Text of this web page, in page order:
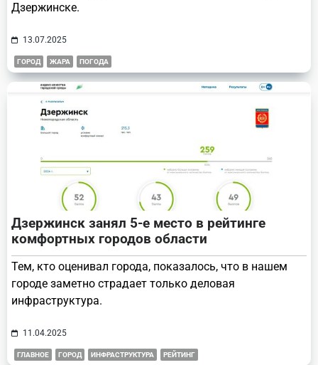
Дзержинске.
13.07.2025
ГОРОД ЖАРА ПОГОДА
Дзержинск занял 5-е место в рейтинге
комфортных городов области
Тем, кто оценивал города, показалось, что в нашем
городе заметно страдает только деловая
инфраструктура.
11.04.2025
ГЛАВНОЕ ГОРОД ИНФРАСТРУКТУРА РЕЙТИНГ